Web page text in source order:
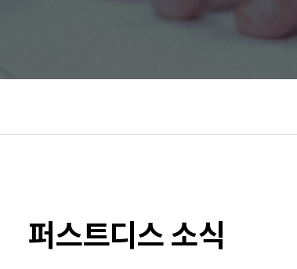
퍼스트디스 소식